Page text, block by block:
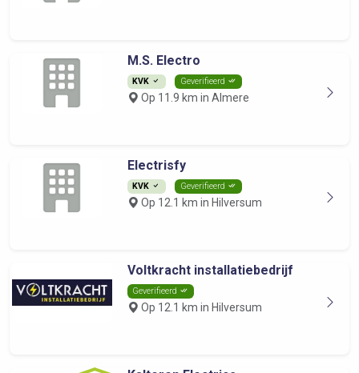
M.S. Electro
KVK Geverifieerd
Op 11.9 km in Almere
Electrisfy
KVK Geverifieerd
Op 12.1 km in Hilversum
Voltkracht installatiebedrijf
Geverifieerd
Op 12.1 km in Hilversum